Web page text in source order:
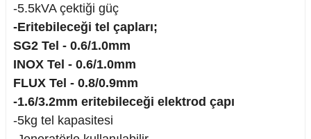
-5.5kVA çektiği güç
-Eritebileceği tel çapları;
SG2 Tel - 0.6/1.0mm
INOX Tel - 0.6/1.0mm
FLUX Tel - 0.8/0.9mm
-1.6/3.2mm eritebileceği elektrod çapı
-5kg tel kapasitesi